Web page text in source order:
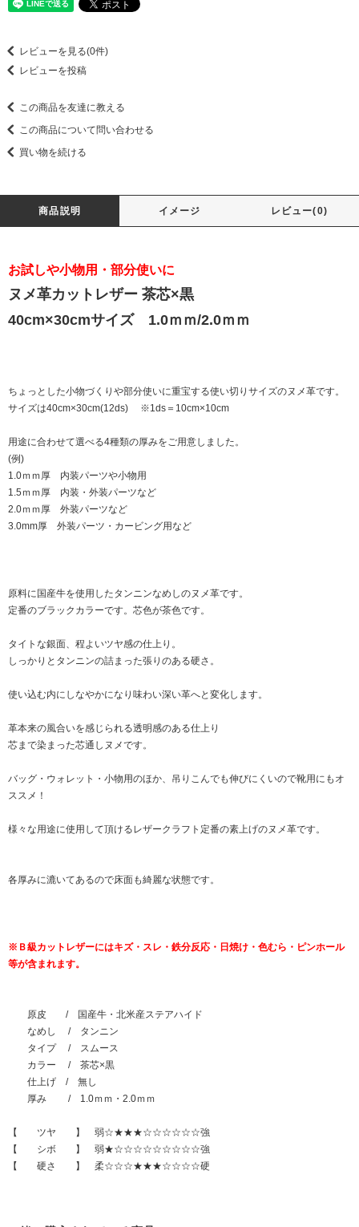
レビューを見る(0件)
レビューを投稿
この商品を友達に教える
この商品について問い合わせる
買い物を続ける
商品説明 イメージ レビュー(0)
お試しや小物用・部分使いに
ヌメ革カットレザー 茶芯×黒
40cm×30cmサイズ 1.0ｍｍ/2.0ｍｍ
ちょっとした小物づくりや部分使いに重宝する使い切りサイズのヌメ革です。
サイズは40cm×30cm(12ds) ※1ds＝10cm×10cm
用途に合わせて選べる4種類の厚みをご用意しました。
(例)
1.0ｍｍ厚 内装パーツや小物用
1.5ｍｍ厚 内装・外装パーツなど
2.0ｍｍ厚 外装パーツなど
3.0mm厚 外装パーツ・カービング用など
原料に国産牛を使用したタンニンなめしのヌメ革です。
定番のブラックカラーです。芯色が茶色です。
タイトな銀面、程よいツヤ感の仕上り。
しっかりとタンニンの詰まった張りのある硬さ。
使い込む内にしなやかになり味わい深い革へと変化します。
革本来の風合いを感じられる透明感のある仕上り
芯まで染まった芯通しヌメです。
バッグ・ウォレット・小物用のほか、吊りこんでも伸びにくいので靴用にもオ
ススメ！
様々な用途に使用して頂けるレザークラフト定番の素上げのヌメ革です。
各厚みに漉いてあるので床面も綺麗な状態です。
※Ｂ級カットレザーにはキズ・スレ・鉄分反応・日焼け・色むら・ピンホール
等が含まれます。
原皮 / 国産牛・北米産ステアハイド
なめし / タンニン
タイプ / スムース
カラー / 茶芯×黒
仕上げ / 無し
厚み / 1.0ｍｍ・2.0ｍｍ
【 ツヤ 】 弱☆★★★☆☆☆☆☆☆強
【 シボ 】 弱★☆☆☆☆☆☆☆☆☆強
【 硬さ 】 柔☆☆☆★★★☆☆☆☆硬